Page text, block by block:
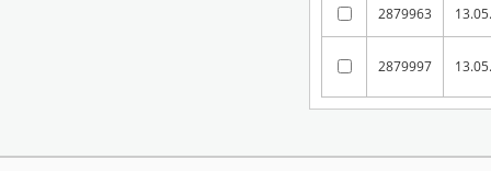
2879963
2879997